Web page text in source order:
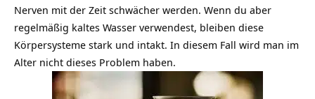
Nerven mit der Zeit schwächer werden. Wenn du aber
regelmäßig kaltes Wasser verwendest, bleiben diese
Körpersysteme stark und intakt. In diesem Fall wird man im
Alter nicht dieses Problem haben.